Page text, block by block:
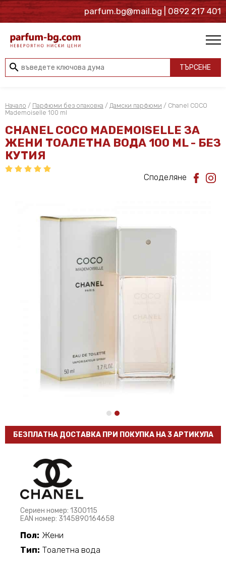
parfum.bg@mail.bg | 0892 217 401
search ТЪРСЕНЕ
Начало / Парфюми без опаковка / Дамски парфюми / Chanel COCO
Mademoiselle 100 ml
CHANEL COCO MADEMOISELLE ЗА
ЖЕНИ ТОАЛЕТНА ВОДА 100 ML - БЕЗ
КУТИЯ
Споделяне
БЕЗПЛАТНА ДОСТАВКА ПРИ ПОКУПКА НА 3 АРТИКУЛА
Сериен номер: 1300115
EAN номер: 3145890164658
Пол: Жени
Тип: Тоалетна вода